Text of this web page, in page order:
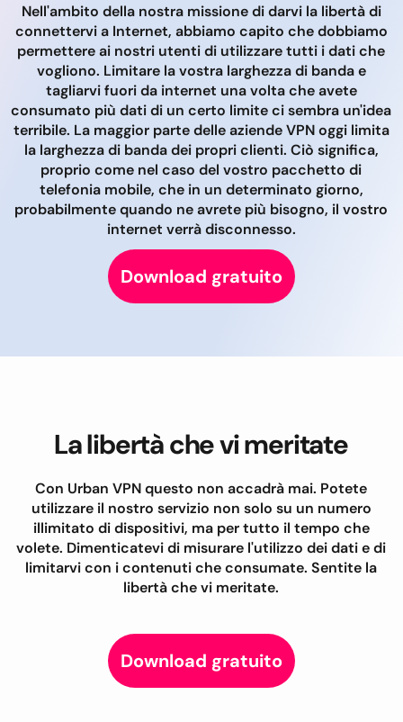
Nell'ambito della nostra missione di darvi la libertà di
connettervi a Internet, abbiamo capito che dobbiamo
permettere ai nostri utenti di utilizzare tutti i dati che
vogliono. Limitare la vostra larghezza di banda e
tagliarvi fuori da internet una volta che avete
consumato più dati di un certo limite ci sembra un'idea
terribile. La maggior parte delle aziende VPN oggi limita
la larghezza di banda dei propri clienti. Ciò significa,
proprio come nel caso del vostro pacchetto di
telefonia mobile, che in un determinato giorno,
probabilmente quando ne avrete più bisogno, il vostro
internet verrà disconnesso.
Download gratuito
La libertà che vi meritate
Con Urban VPN questo non accadrà mai. Potete
utilizzare il nostro servizio non solo su un numero
illimitato di dispositivi, ma per tutto il tempo che
volete. Dimenticatevi di misurare l'utilizzo dei dati e di
limitarvi con i contenuti che consumate. Sentite la
libertà che vi meritate.
Download gratuito